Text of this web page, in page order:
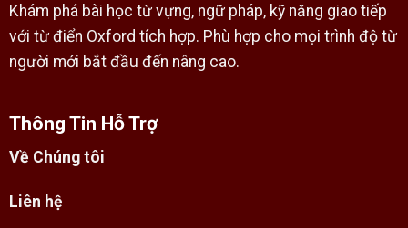
Khám phá bài học từ vựng, ngữ pháp, kỹ năng giao tiếp
với từ điển Oxford tích hợp. Phù hợp cho mọi trình độ từ
người mới bắt đầu đến nâng cao.
Thông Tin Hỗ Trợ
Về Chúng tôi
Liên hệ